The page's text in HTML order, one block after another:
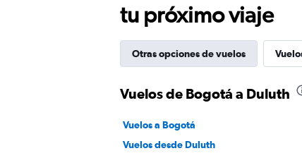
tu próximo viaje
Otras opciones de vuelos
Vuelos de Bogotá a Duluth
Vuelos a Bogotá
Vuelos desde Duluth